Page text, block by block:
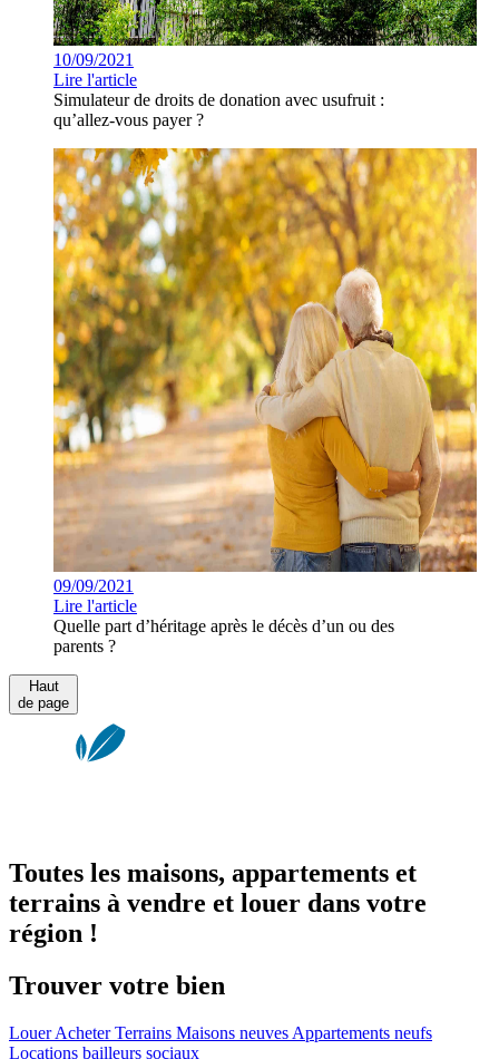
10/09/2021
Lire l'article
Simulateur de droits de donation avec usufruit :
qu’allez-vous payer ?
09/09/2021
Lire l'article
Quelle part d’héritage après le décès d’un ou des
parents ?
Haut
de page
Toutes les maisons, appartements et
terrains à vendre et louer dans votre
région !
Trouver votre bien
LouerAcheterTerrains Maisons neuves Appartements neufs
Locations bailleurs sociaux